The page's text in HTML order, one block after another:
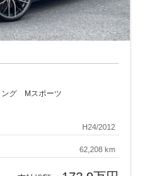
グ Mスポーツ
H24/2012
62,208 km